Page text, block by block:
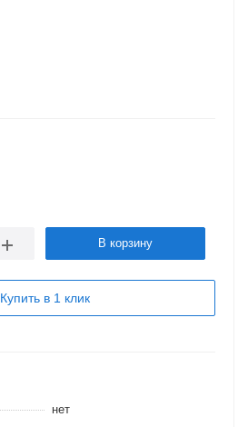
В корзину
Купить в 1 клик
нет